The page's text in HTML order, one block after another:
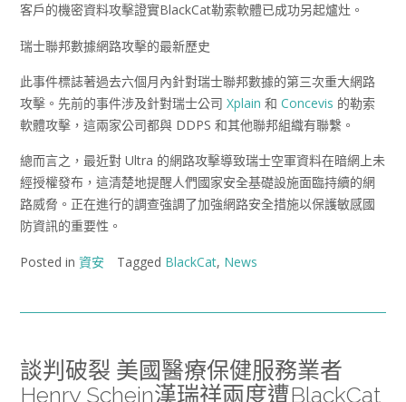
客戶的機密資料攻擊證實BlackCat勒索軟體已成功另起爐灶。
瑞士聯邦數據網路攻擊的最新歷史
此事件標誌著過去六個月內針對瑞士聯邦數據的第三次重大網路
攻擊。先前的事件涉及針對瑞士公司 Xplain 和 Concevis 的勒索
軟體攻擊，這兩家公司都與 DDPS 和其他聯邦組織有聯繫。
總而言之，最近對 Ultra 的網路攻擊導致瑞士空軍資料在暗網上未
經授權發布，這清楚地提醒人們國家安全基礎設施面臨持續的網
路威脅。正在進行的調查強調了加強網路安全措施以保護敏感國
防資訊的重要性。
Posted in 資安 Tagged BlackCat, News
談判破裂 美國醫療保健服務業者
Henry Schein漢瑞祥兩度遭BlackCat